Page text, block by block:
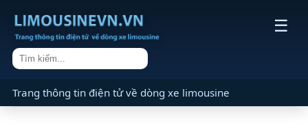
☰
Trang thông tin điện tử về dòng xe limousine